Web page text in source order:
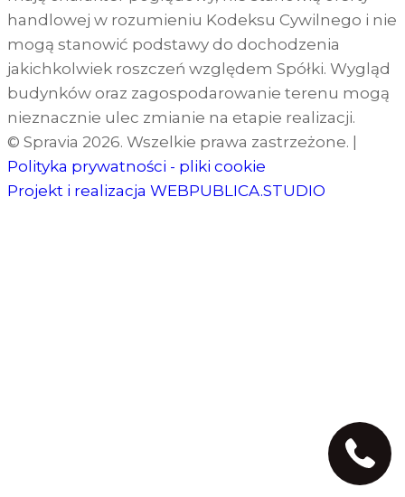
handlowej w rozumieniu Kodeksu Cywilnego i nie
mogą stanowić podstawy do dochodzenia
jakichkolwiek roszczeń względem Spółki. Wygląd
budynków oraz zagospodarowanie terenu mogą
nieznacznie ulec zmianie na etapie realizacji.
© Spravia 2026. Wszelkie prawa zastrzeżone. |
Polityka prywatności - pliki cookie
Projekt i realizacja WEBPUBLICA.STUDIO